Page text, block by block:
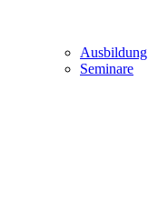
Ausbildung
Seminare